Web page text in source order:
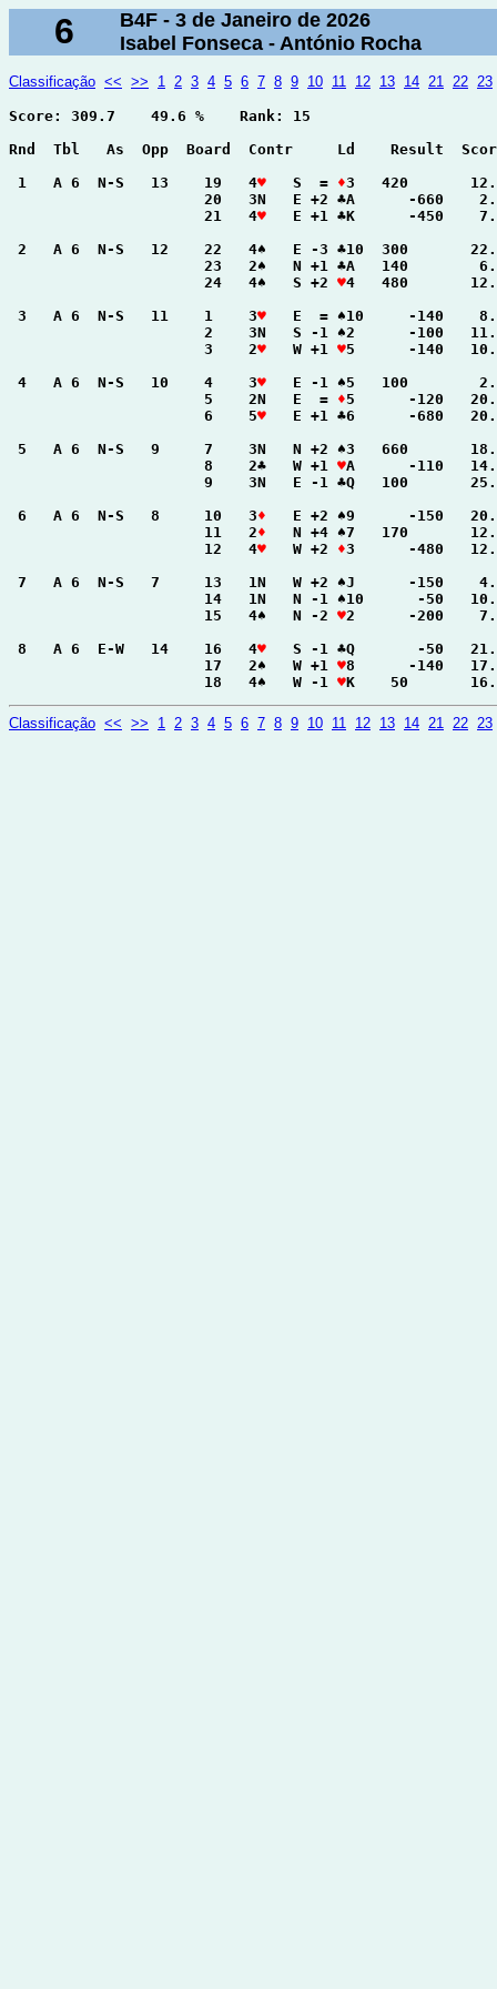
6
B4F - 3 de Janeiro de 2026
Isabel Fonseca - António Rocha
Classificação << >> 1 2 3 4 5 6 7 8 9 10 11 12 13 14 21 22 23
Score: 309.7    49.6 %    Rank: 15
Rnd  Tbl   As  Opp  Board  Contr     Ld    Result
1   A 6  N-S   13    19   4♥
   S  =
♦3   420
20   3N   E +2 ♣A      -660
                      21   4
♥
E +1 ♣K      -450
2   A 6  N-S   12    22   4♠   E -3 ♣10  300
23   2♠   N +1 ♣A   140
                      24   4♠   S +2
♥4   480
3   A 6  N-S   11    1    3♥
E  = ♠10     -140
2    3N   S -1 ♠2      -100
                      3    2
♥
   W +1
♥5      -140
4   A 6  N-S   10    4    3♥
E -1 ♠5   100
                      5    2N   E  =
♦5      -120
                      6    5
♥
E +1 ♣6      -680
5   A 6  N-S   9     7    3N   N +2 ♠3   660
                      8    2♣   W +1
♥A      -110
9    3N   E -1 ♣Q   100
6   A 6  N-S   8     10   3♦
E +2 ♠9      -150
                      11   2
♦
N +4 ♠7   170
                      12   4
♥
   W +2
♦3      -480
7   A 6  N-S   7     13   1N   W +2 ♠J      -
14   1N   N -1 ♠10      -50
                      15   4♠   N -2
♥2      -200
8   A 6  E-W   14    16   4♥
S -1 ♣Q       -50
                      17   2♠   W +1
♥8      -140
                      18   4♠   W -1
♥K    50
Classificação << >> 1 2 3 4 5 6 7 8 9 10 11 12 13 14 21 22 23